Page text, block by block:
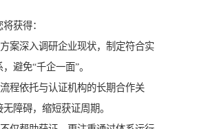
获得：
案深入调研企业现状，制定符合实
避免“千企一面”。
程依托与认证机构的长期合作关
障碍，缩短获证周期。